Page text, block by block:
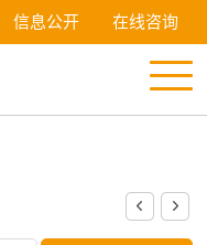
信息公开 在线咨询